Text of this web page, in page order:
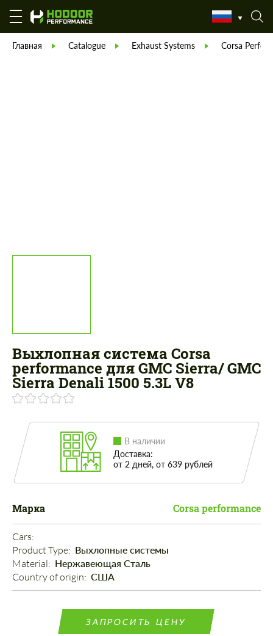
Главная Catalogue Exhaust Systems Corsa
Выхлопная система Corsa
performance для GMC Sierra/ GMC
Sierra Denali 1500 5.3L V8
В наличии
Доставка:
от 2 дней, от 639 рублей
Марка Corsa performance
Cars:
Product Type: Выхлопные системы
Material: Нержавеющая Сталь
Country of origin: США
ЗАПРОСИТЬ ЦЕНУ